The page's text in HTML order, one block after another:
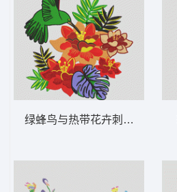
绿蜂鸟与热带花卉刺绣 鸟 靓花